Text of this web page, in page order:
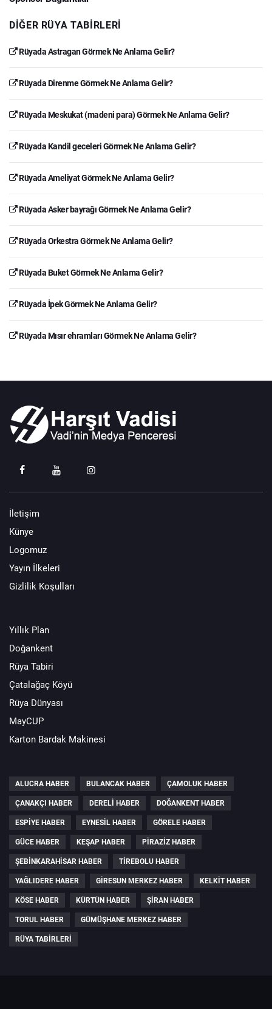
DIĞER RÜYA TABIRLERI
Rüyada Astragan Görmek Ne Anlama Gelir?
Rüyada Direnme Görmek Ne Anlama Gelir?
Rüyada Meskukat (madeni para) Görmek Ne Anlama Gelir?
Rüyada Kandil geceleri Görmek Ne Anlama Gelir?
Rüyada Ameliyat Görmek Ne Anlama Gelir?
Rüyada Asker bayrağı Görmek Ne Anlama Gelir?
Rüyada Orkestra Görmek Ne Anlama Gelir?
Rüyada Buket Görmek Ne Anlama Gelir?
Rüyada İpek Görmek Ne Anlama Gelir?
Rüyada Mısır ehramları Görmek Ne Anlama Gelir?
İletişim
Künye
Logomuz
Yayın İlkeleri
Gizlilik Koşulları
Yıllık Plan
Doğankent
Rüya Tabiri
Çatalağaç Köyü
Rüya Dünyası
MayCUP
Karton Bardak Makinesi
ALUCRA HABER BULANCAK HABER ÇAMOLUK HABER
ÇANAKÇI HABER DERELI HABER DOĞANKENT HABER
ESPIYE HABER EYNESIL HABER GÖRELE HABER
GÜCE HABER KEŞAP HABER PIRAZIZ HABER
ŞEBINKARAHISAR HABER TIREBOLU HABER
YAĞLIDERE HABER GIRESUN MERKEZ HABER KELKIT HABER
KÖSE HABER KÜRTÜN HABER ŞIRAN HABER
TORUL HABER GÜMÜŞHANE MERKEZ HABER
RÜYA TABIRLERI